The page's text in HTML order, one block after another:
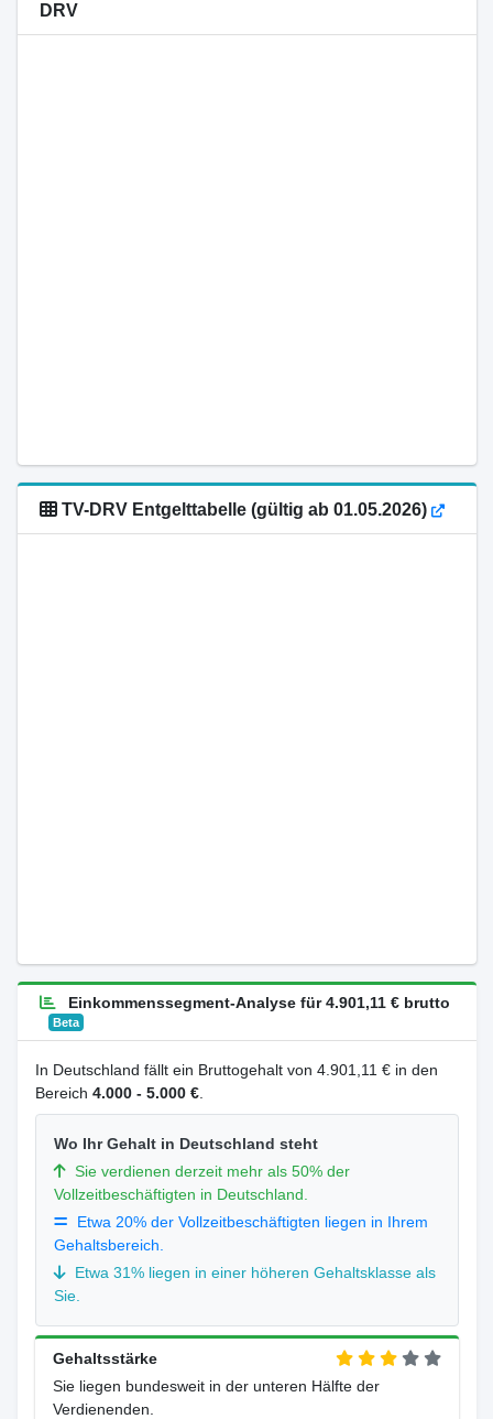
DRV
TV-DRV Entgelttabelle (gültig ab 01.05.2026)
Einkommenssegment-Analyse für 4.901,11 € brutto
Beta
In Deutschland fällt ein Bruttogehalt von 4.901,11 € in den
Bereich 4.000 - 5.000 €.
Wo Ihr Gehalt in Deutschland steht
Sie verdienen derzeit mehr als 50% der
Vollzeitbeschäftigten in Deutschland.
Etwa 20% der Vollzeitbeschäftigten liegen in Ihrem
Gehaltsbereich.
Etwa 31% liegen in einer höheren Gehaltsklasse als
Sie.
Gehaltsstärke
Sie liegen bundesweit in der unteren Hälfte der
Verdienenden.